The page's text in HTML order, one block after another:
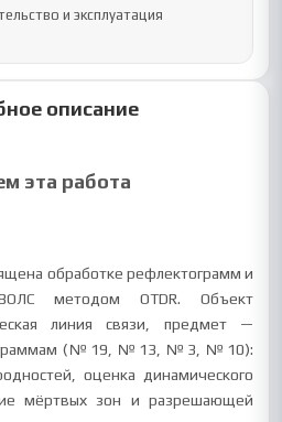
и эксплуатация
описание
эта работа
обработке рефлектограмм и
методом OTDR. Объект
линия связи, предмет —
(№19, №13, №3, №10):
оценка динамического
мёртвых зон и разрешающей